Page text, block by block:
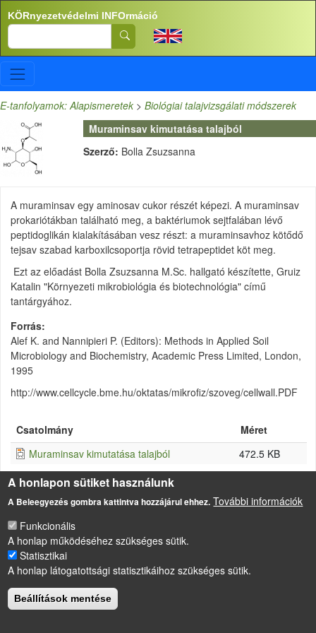
Ugrás a tartalomra
KÖRnyezetvédelmi INFOrmáció
Search
E-tanfolyamok: Alapismeretek > Biológiai talajvizsgálati módszerek
Muraminsav kimutatása talajból
Szerző: Bolla Zsuzsanna
A muraminsav egy aminosav cukor részét képezi. A muraminsav
prokariótákban található meg, a baktériumok sejtfalában lévő
peptidoglikán kialakításában vesz részt: a muraminsavhoz kötődő
tejsav szabad karboxilcsoportja rövid tetrapeptidet köt meg.
Ezt az előadást Bolla Zsuzsanna M.Sc. hallgató készítette, Gruiz
Katalin "Környezeti mikrobiológia és biotechnológia" című
tantárgyához.
Forrás
Alef K. and Nannipieri P. (Editors): Methods in Applied Soil
Microbiology and Biochemistry, Academic Press Limited, London,
1995
http://www.cellcycle.bme.hu/oktatas/mikrofiz/szoveg/cellwall.PDF
Csatolmány
Méret
Muraminsav kimutatása talajból
472.5 KB
LÁBLÉC
Impresszum
Sütikezelési szabályzat
Drupal alapú webhely
A honlapon sütiket használunk
A Beleegyezés gombra kattintva hozzájárul ehhez. További információk
Funkcionális
A honlap működéséhez szükséges sütik.
Statisztikai
A honlap látogatottsági statisztikáihoz szükséges sütik.
Beállítások mentése